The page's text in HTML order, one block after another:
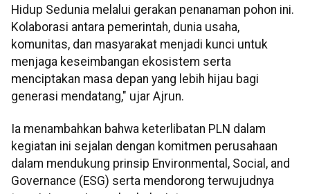
Hidup Sedunia melalui gerakan penanaman pohon ini.
Kolaborasi antara pemerintah, dunia usaha,
komunitas, dan masyarakat menjadi kunci untuk
menjaga keseimbangan ekosistem serta
menciptakan masa depan yang lebih hijau bagi
generasi mendatang," ujar Ajrun.
Ia menambahkan bahwa keterlibatan PLN dalam
kegiatan ini sejalan dengan komitmen perusahaan
dalam mendukung prinsip Environmental, Social, and
Governance (ESG) serta mendorong terwujudnya